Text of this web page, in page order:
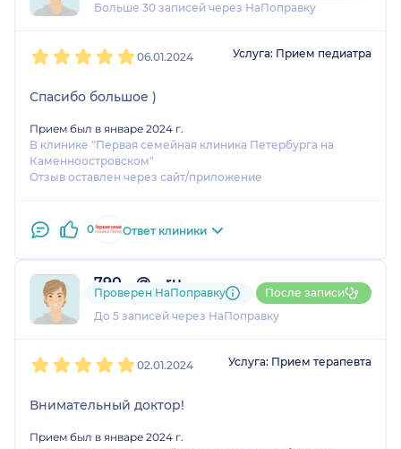
Больше 30 записей через НаПоправку
06.01.2024 Услуга: Прием педиатра
Спасибо большое )
Прием был в январе 2024 г.
В клинике "Первая семейная клиника Петербурга на
Каменноостровском"
Отзыв оставлен через сайт/приложение
0 Ответ клиники
790....@....ru
1 отзыв
До 5 записей через НаПоправку
Проверен НаПоправку После записи
02.01.2024 Услуга: Прием терапевта
Внимательный доктор!
Прием был в январе 2024 г.